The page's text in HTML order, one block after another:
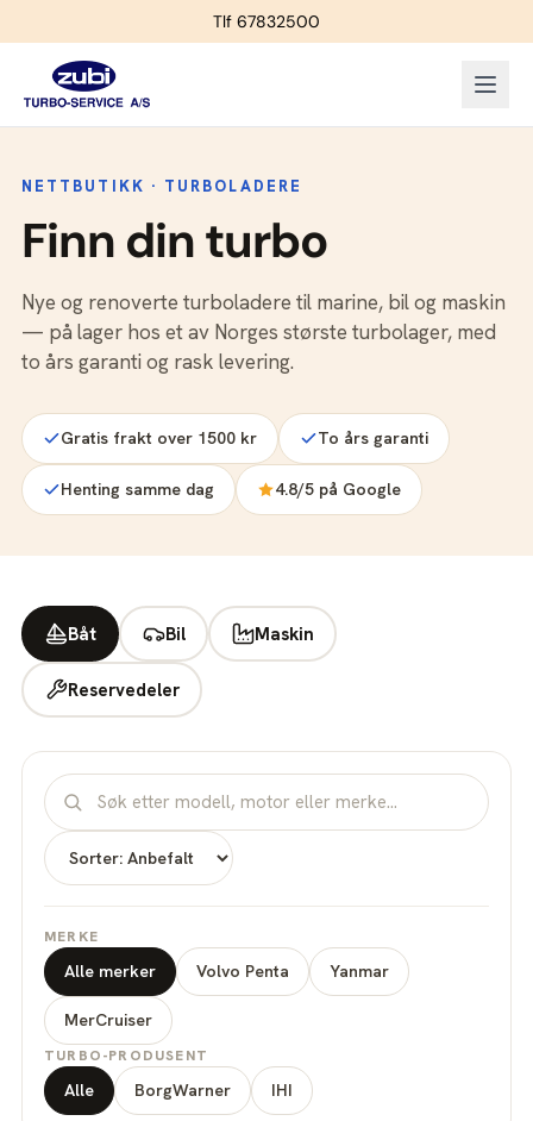
Tlf 67832500
NETTBUTIKK · TURBOLADERE
Finn din turbo
Nye og renoverte turboladere til marine, bil og maskin
— på lager hos et av Norges største turbolager, med
to års garanti og rask levering.
Gratis frakt over 1500 kr To års garanti
Henting samme dag 4.8/5 på Google
Båt Bil Maskin
Reservedeler
MERKE
Alle merker Volvo Penta Yanmar
MerCruiser
TURBO-PRODUSENT
Alle BorgWarner IHI